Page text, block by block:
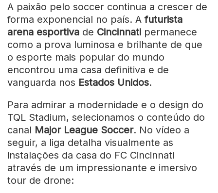
A paixão pelo soccer continua a crescer de
forma exponencial no país. Afuturista
arena esportiva de Cincinnati permanece
como a prova luminosa e brilhante de que
o esporte mais popular do mundo
encontrou uma casa definitiva e de
vanguarda nos Estados Unidos.
Para admirar a modernidade e o design do
TQL Stadium, selecionamos o conteúdo do
canal Major League Soccer. No vídeo a
seguir, a liga detalha visualmente as
instalações da casa do FC Cincinnati
através de um impressionante e imersivo
tour de drone: